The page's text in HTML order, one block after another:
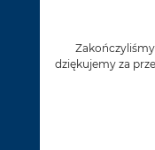
dziękujemy za